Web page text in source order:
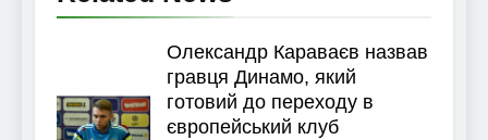
Олександр Караваєв назвав
гравця Динамо, який
готовий до переходу в
європейський клуб